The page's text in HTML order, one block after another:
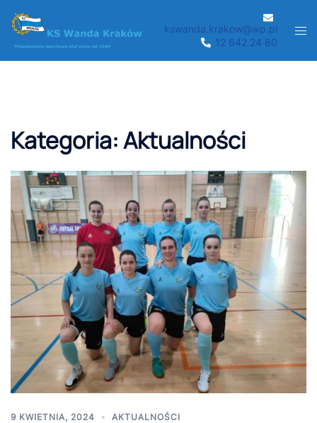
Przejdź
do
treści
kswanda.krakow@wp.pl
12 642 24 80
Kategoria:Aktualności
9 KWIETNIA, 2024 AKTUALNOŚCI